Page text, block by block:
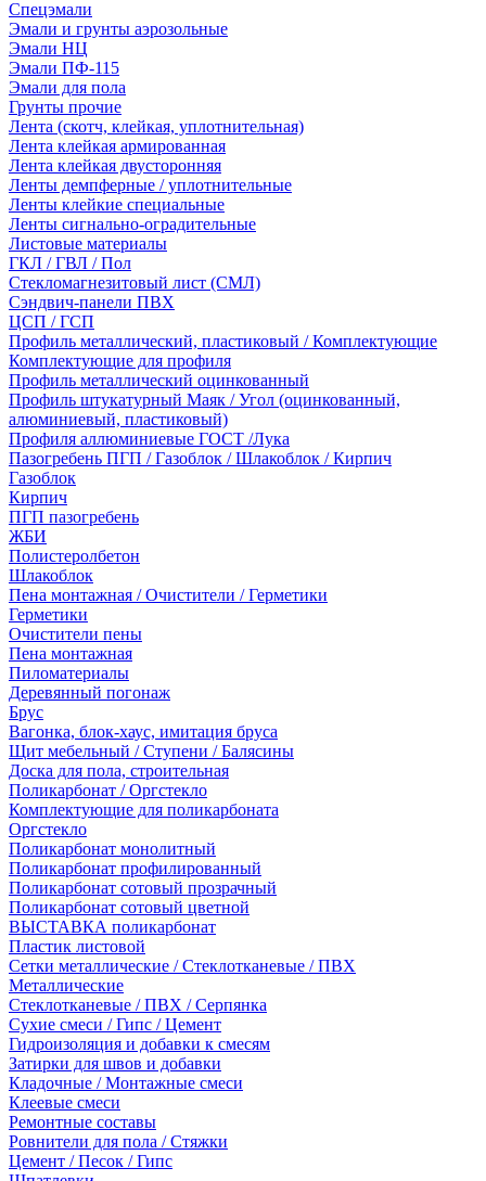
Спецэмали
Эмали и грунты аэрозольные
Эмали НЦ
Эмали ПФ-115
Эмали для пола
Грунты прочие
Лента (скотч, клейкая, уплотнительная)
Лента клейкая армированная
Лента клейкая двусторонняя
Ленты демпферные / уплотнительные
Ленты клейкие специальные
Ленты сигнально-оградительные
Листовые материалы
ГКЛ / ГВЛ / Пол
Стекломагнезитовый лист (СМЛ)
Сэндвич-панели ПВХ
ЦСП / ГСП
Профиль металлический, пластиковый / Комплектующие
Комплектующие для профиля
Профиль металлический оцинкованный
Профиль штукатурный Маяк / Угол (оцинкованный,
алюминиевый, пластиковый)
Профиля аллюминиевые ГОСТ /Лука
Пазогребень ПГП / Газоблок / Шлакоблок / Кирпич
Газоблок
Кирпич
ПГП пазогребень
ЖБИ
Полистеролбетон
Шлакоблок
Пена монтажная / Очистители / Герметики
Герметики
Очистители пены
Пена монтажная
Пиломатериалы
Деревянный погонаж
Брус
Вагонка, блок-хаус, имитация бруса
Щит мебельный / Ступени / Балясины
Доска для пола, строительная
Поликарбонат / Оргстекло
Комплектующие для поликарбоната
Оргстекло
Поликарбонат монолитный
Поликарбонат профилированный
Поликарбонат сотовый прозрачный
Поликарбонат сотовый цветной
ВЫСТАВКА поликарбонат
Пластик листовой
Сетки металлические / Стеклотканевые / ПВХ
Металлические
Стеклотканевые / ПВХ / Серпянка
Сухие смеси / Гипс / Цемент
Гидроизоляция и добавки к смесям
Затирки для швов и добавки
Кладочные / Монтажные смеси
Клеевые смеси
Ремонтные составы
Ровнители для пола / Стяжки
Цемент / Песок / Гипс